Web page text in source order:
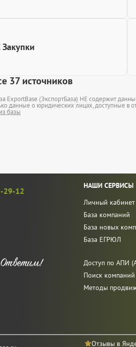
37 источников
ExportBase (ЭкспортБаза) НЕ содержит
данные о юридических лицах, доступные в
базы
29-12
НАШИ СЕРВИСЫ
Личный кабинет
База компаний
База новых
База ЕГРЮЛ
Доступ по АПИ
Поиск
Методы
Отзывы в